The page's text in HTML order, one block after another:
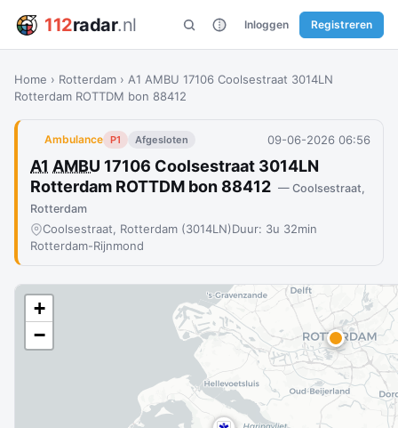
112radar.nl Inloggen Registreren
Home › Rotterdam › A1 AMBU 17106 Coolsestraat 3014LN
Rotterdam ROTTDM bon 88412
Ambulance P1 Afgesloten 09-06-2026 06:56
A1 AMBU 17106 Coolsestraat 3014LN
Rotterdam ROTTDM bon 88412 — Coolsestraat,
Rotterdam
Coolsestraat, Rotterdam (3014LN)Duur: 3u 32min
Rotterdam-Rijnmond
+
−